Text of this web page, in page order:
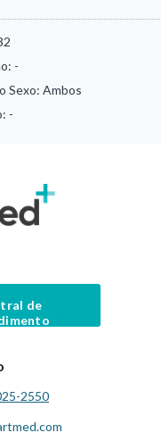
-
Sexo: Ambos
-
de
2550